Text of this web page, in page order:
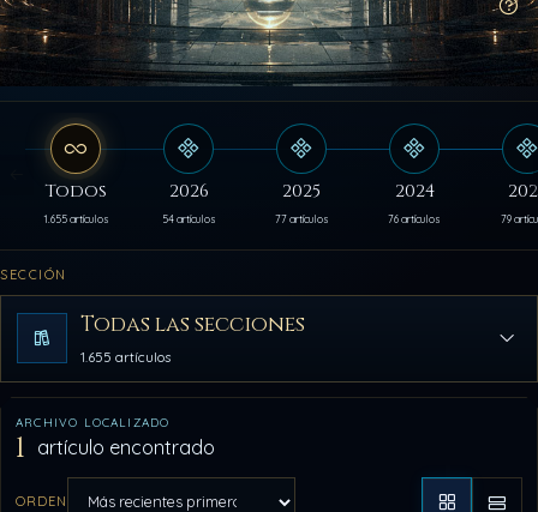
Todos
1.655 artículos
2026
54 artículos
2025
77 artículos
2024
76 artículos 79
SECCIÓN
Todas las secciones
1.655 artículos
ARCHIVO LOCALIZADO
1 artículo encontrado
ORDEN